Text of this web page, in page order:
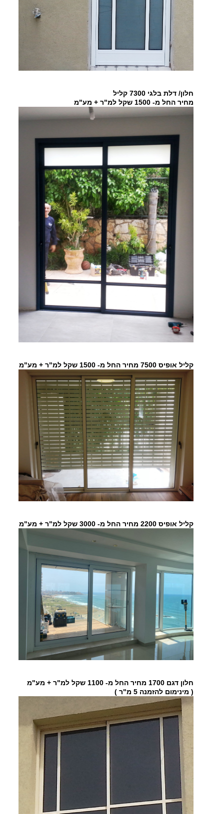
חלון/ דלת בלגי 7300 קליל
מחיר החל מ- 1500 שקל למ"ר + מע"מ
קליל אופיס 7500 מחיר החל מ- 1500 שקל למ"ר + מע"מ
קליל אופיס 2200 מחיר החל מ- 3000 שקל למ"ר + מע"מ
חלון דגם 1700 מחיר החל מ- 1100 שקל למ"ר + מע"מ
( מינימום להזמנה 5 מ"ר )